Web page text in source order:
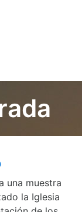
una muestra
la Iglesia